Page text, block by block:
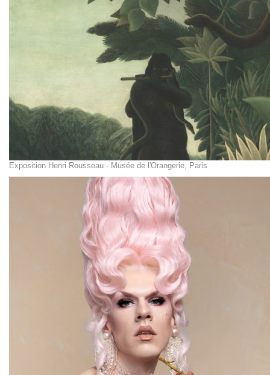
Exposition Henri Rousseau - Musée de l'Orangerie, Paris